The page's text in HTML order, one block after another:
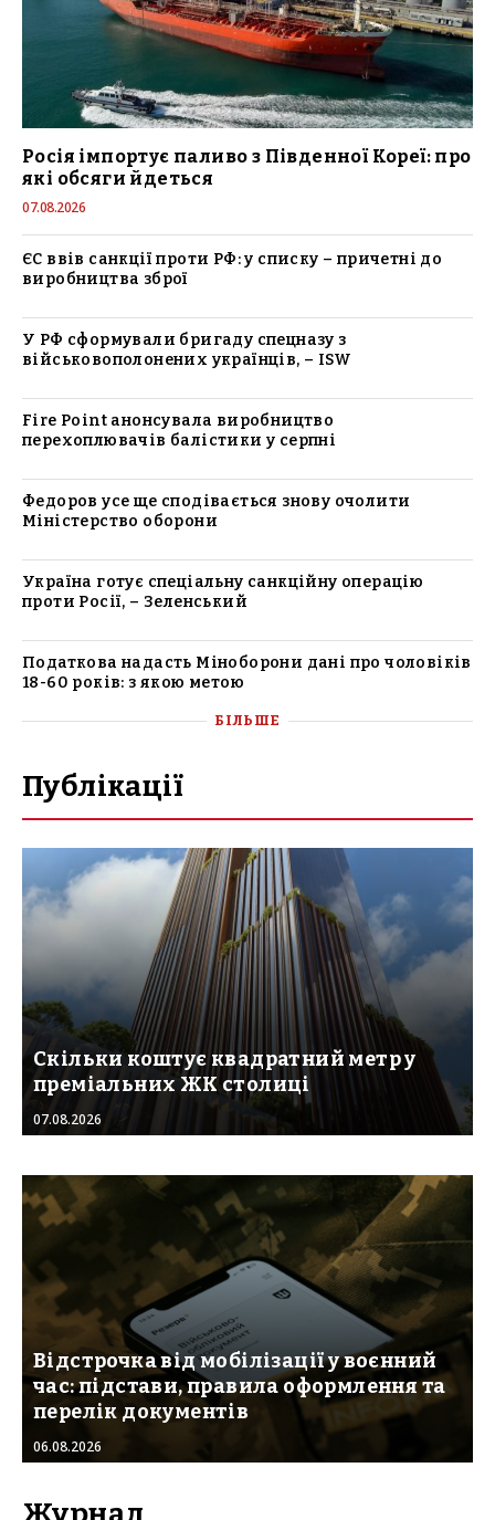
Росія імпортує паливо з Південної Кореї: про
які обсяги йдеться
07.08.2026
ЄС ввів санкції проти РФ: у списку – причетні до
виробництва зброї
У РФ сформували бригаду спецназу з
військовополонених українців, – ISW
Fire Point анонсувала виробництво
перехоплювачів балістики у серпні
Федоров усе ще сподівається знову очолити
Міністерство оборони
Україна готує спеціальну санкційну операцію
проти Росії, – Зеленський
Податкова надасть Міноборони дані про чоловіків
18-60 років: з якою метою
БІЛЬШЕ
Публікації
Скільки коштує квадратний метр у
преміальних ЖК столиці
07.08.2026
Відстрочка від мобілізації у воєнний
час: підстави, правила оформлення та
перелік документів
06.08.2026